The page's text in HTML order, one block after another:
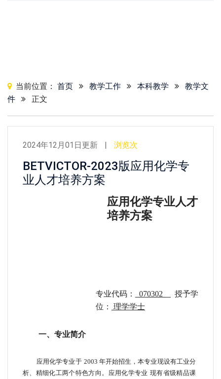
当前位置： 首页 教学工作 本科教学
教学文
件
正文
2024年12月01日更新 浏览次
BETVICTOR-2023版应用化学专
业人才培养方案
应用化学专业人才
培养方案
专业代码： 070302
授予学
位：
理学学士
一、专业简介
应用化学专业于 2003 年开始招生，本专业现设有工业分
析、精细化工两个特色方向。应用化学专业 现有省级精品课